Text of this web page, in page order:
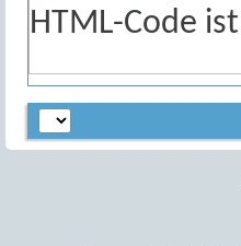
HTML-Code ist